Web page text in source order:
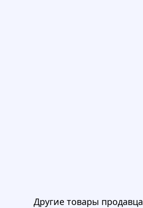
Другие товары продавца